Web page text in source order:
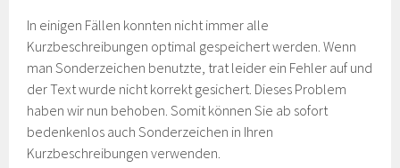
In einigen Fällen konnten nicht immer alle
Kurzbeschreibungen optimal gespeichert werden. Wenn
man Sonderzeichen benutzte, trat leider ein Fehler auf und
der Text wurde nicht korrekt gesichert. Dieses Problem
haben wir nun behoben. Somit können Sie ab sofort
bedenkenlos auch Sonderzeichen in Ihren
Kurzbeschreibungen verwenden.